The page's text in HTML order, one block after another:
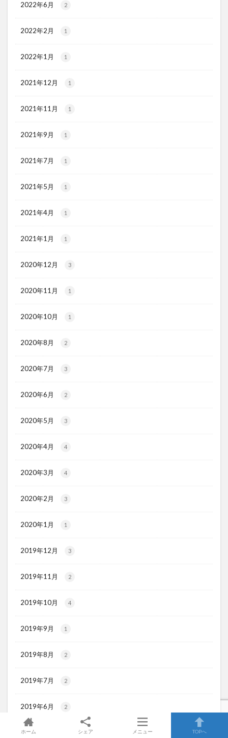
2022年6月 2
2022年2月 1
2022年1月 1
2021年12月 1
2021年11月 1
2021年9月 1
2021年7月 1
2021年5月 1
2021年4月 1
2021年1月 1
2020年12月 3
2020年11月 1
2020年10月 1
2020年8月 2
2020年7月 3
2020年6月 2
2020年5月 3
2020年4月 4
2020年3月 4
2020年2月 3
2020年1月 1
2019年12月 3
2019年11月 2
2019年10月 4
2019年9月 1
2019年8月 2
2019年7月 2
2019年6月 2
2019年5月
ホーム シェア メニュー TOPへ